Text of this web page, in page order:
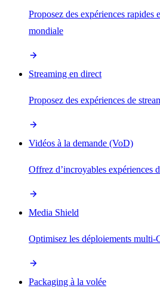
Proposez des expériences rapides
mondiale
Streaming en direct
Proposez des expériences de
Vidéos à la demande (VoD)
Offrez d’incroyables expériences
Media Shield
Optimisez les déploiements multi-
Packaging à la volée